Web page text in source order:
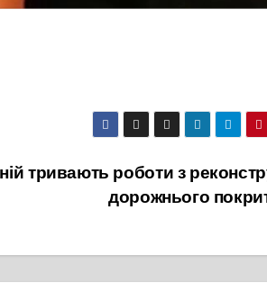
тривають роботи з
дорожнього